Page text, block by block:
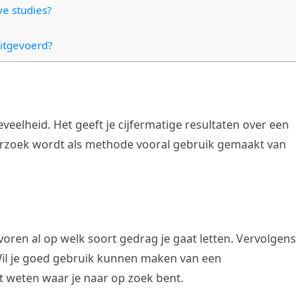
studies?
Het geeft je cijfermatige resultaten over een
wordt als methode vooral gebruik gemaakt van
al op welk soort gedrag je gaat letten. Vervolgens
je goed gebruik kunnen maken van een
weten waar je naar op zoek bent.